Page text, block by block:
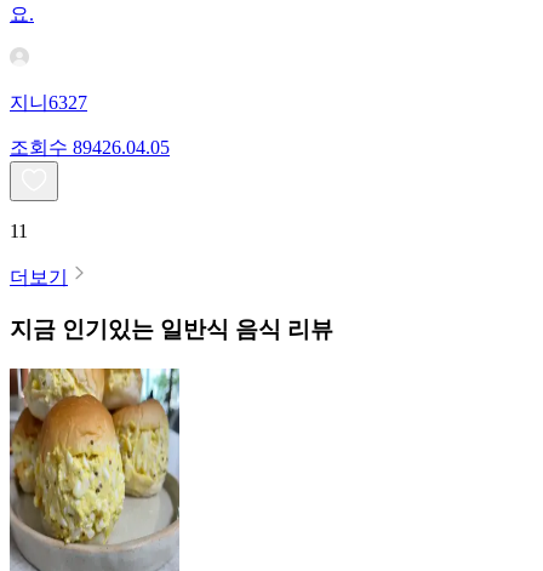
요.
지니6327
조회수 89426.04.05
11
더보기
지금 인기있는 일반식 음식 리뷰